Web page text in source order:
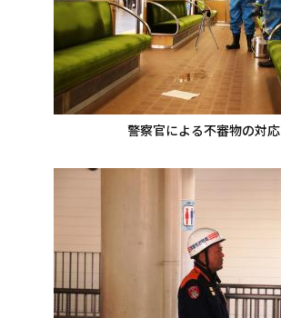
警察官による不審物の対応